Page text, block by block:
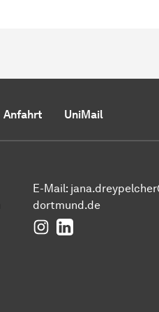
Anfahrt UniMail
E-Mail:
dortmund.de
Instagram
LinkedIn